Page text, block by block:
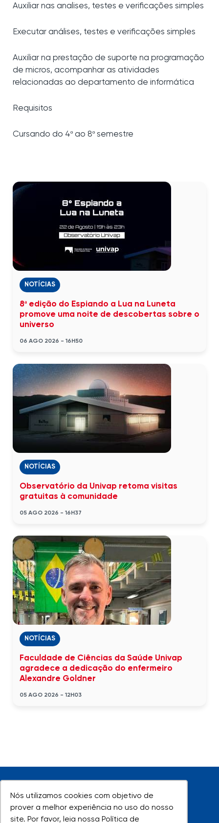
Nós utilizamos cookies com objetivo de
prover a melhor experiência no uso do nosso
site. Por favor, leia nossa Política de
Nós utilizamos cookies com objetivo de
prover a melhor experiência no uso do nosso
site. Por favor, leia nossa Política de
Auxiliar nas analises, testes e verificações simples
Executar análises, testes e verificações simples
Auxiliar na prestação de suporte na programação
de micros, acompanhar as atividades
relacionadas ao departamento de informática
Requisitos
Cursando do 4º ao 8º semestre
NOTÍCIAS
8ª edição do Espiando a Lua na Luneta
promove uma noite de descobertas sobre o
universo
06 AGO 2026 - 16H50
NOTÍCIAS
Observatório da Univap retoma visitas
gratuitas à comunidade
05 AGO 2026 - 16H37
NOTÍCIAS
Faculdade de Ciências da Saúde Univap
agradece a dedicação do enfermeiro
Alexandre Goldner
05 AGO 2026 - 12H03